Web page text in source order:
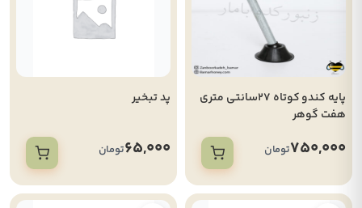
پایه کندو کوتاه 27سانتی متری
هفت گوهر
750,000تومان
پد تبخیر
65,000تومان